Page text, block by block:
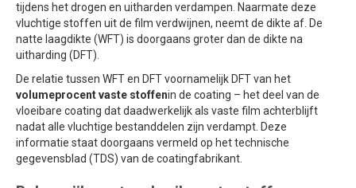
tijdens het drogen en uitharden verdampen. Naarmate deze
vluchtige stoffen uit de film verdwijnen, neemt de dikte af. De
natte laagdikte (WFT) is doorgaans groter dan de dikte na
uitharding (DFT).
De relatie tussen WFT en DFT voornamelijk DFT van het
volumeprocent vaste stoffenin de coating – het deel van de
vloeibare coating dat daadwerkelijk als vaste film achterblijft
nadat alle vluchtige bestanddelen zijn verdampt. Deze
informatie staat doorgaans vermeld op het technische
gegevensblad (TDS) van de coatingfabrikant.